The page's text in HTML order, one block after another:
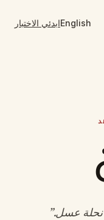
Englishابدئي الاختبار
نحلة عسل.”